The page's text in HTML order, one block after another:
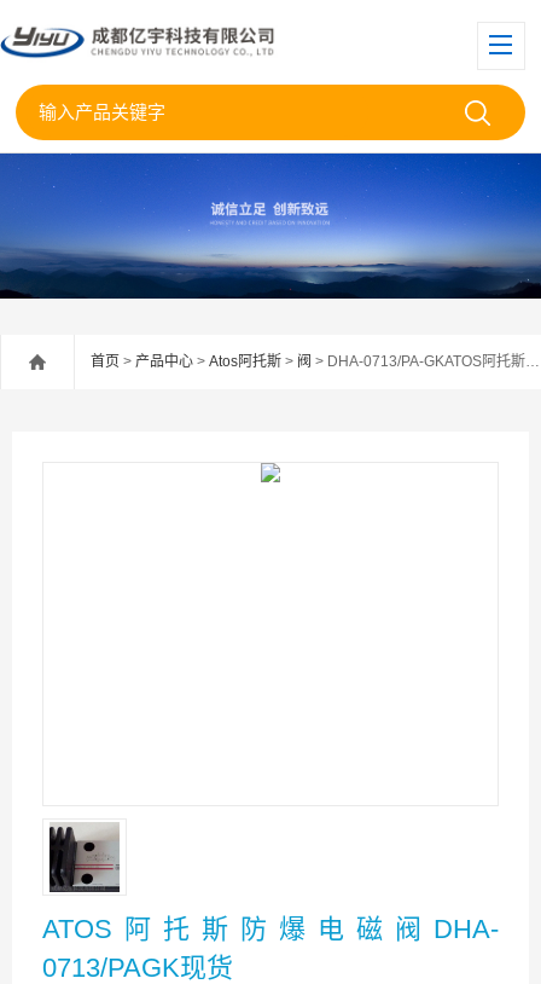
首页 > 产品中心 > Atos阿托斯 > 阀 > DHA-0713/PA-GKATOS阿托斯防爆电磁阀DHA-0713/PAGK现货
ATOS阿托斯防爆电磁阀DHA-
0713/PAGK现货